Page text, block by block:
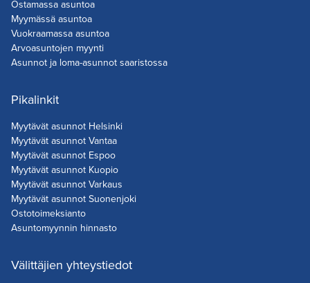
Ostamassa asuntoa
Myymässä asuntoa
Vuokraamassa asuntoa
Arvoasuntojen myynti
Asunnot ja loma-asunnot saaristossa
Pikalinkit
Myytävät asunnot Helsinki
Myytävät asunnot Vantaa
Myytävät asunnot Espoo
Myytävät asunnot Kuopio
Myytävät asunnot Varkaus
Myytävät asunnot Suonenjoki
Ostotoimeksianto
Asuntomyynnin hinnasto
Välittäjien yhteystiedot